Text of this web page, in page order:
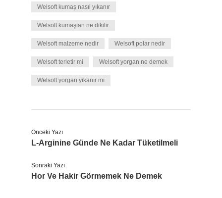
Welsoft kumaş nasıl yıkanır
Welsoft kumaştan ne dikilir
Welsoft malzeme nedir Welsoft polar nedir
Welsoft terletir mi Welsoft yorgan ne demek
Welsoft yorgan yıkanır mı
Önceki Yazı
L-Arginine Günde Ne Kadar Tüketilmeli
Sonraki Yazı
Hor Ve Hakir Görmemek Ne Demek